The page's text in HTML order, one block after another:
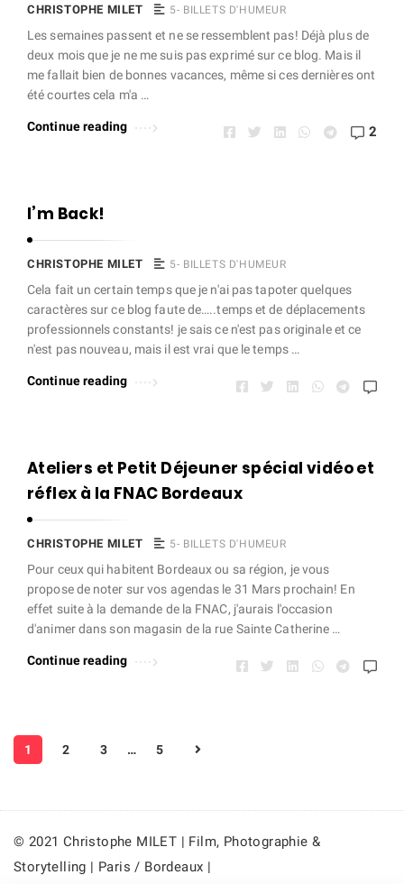
CHRISTOPHE MILET 5- BILLETS D'HUMEUR
Les semaines passent et ne se ressemblent pas! Déjà plus de
deux mois que je ne me suis pas exprimé sur ce blog. Mais il
me fallait bien de bonnes vacances, même si ces dernières ont
été courtes cela m'a …
Continue reading 2
I’m Back!
CHRISTOPHE MILET 5- BILLETS D'HUMEUR
Cela fait un certain temps que je n'ai pas tapoter quelques
caractères sur ce blog faute de…..temps et de déplacements
professionnels constants! je sais ce n'est pas originale et ce
n'est pas nouveau, mais il est vrai que le temps …
Continue reading
Ateliers et Petit Déjeuner spécial vidéo et
réflex à la FNAC Bordeaux
CHRISTOPHE MILET 5- BILLETS D'HUMEUR
Pour ceux qui habitent Bordeaux ou sa région, je vous
propose de noter sur vos agendas le 31 Mars prochain! En
effet suite à la demande de la FNAC, j'aurais l'occasion
d'animer dans son magasin de la rue Sainte Catherine …
Continue reading
P
a
n
a
1 2 3 … 5
© 2021 Christophe MILET | Film, Photographie &
Storytelling | Paris / Bordeaux |